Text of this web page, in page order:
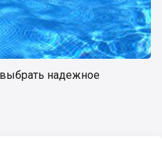
надежное